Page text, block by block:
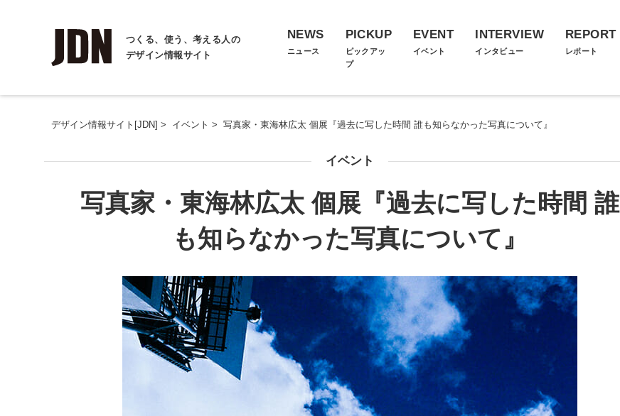
つくる、使う、考える人の
デザイン情報サイト
NEWS
ニュース
PICKUP
ピックアッ
プ
EVENT
イベント
INTERVIEW
インタビュー
REPORT
レポート
デザイン情報サイト[JDN] > イベント > 写真家・東海林広太 個展『過去に写した時間 誰も知らなかった写真について』
イベント
写真家・東海林広太 個展『過去に写した時間 誰
も知らなかった写真について』